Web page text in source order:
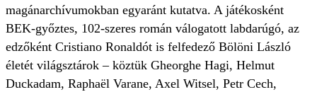
magánarchívumokban egyaránt kutatva. A játékosként
BEK-győztes, 102-szeres román válogatott labdarúgó, az
edzőként Cristiano Ronaldót is felfedező Bölöni László
életét világsztárok – köztük Gheorghe Hagi, Helmut
Duckadam, Raphaël Varane, Axel Witsel, Petr Cech,